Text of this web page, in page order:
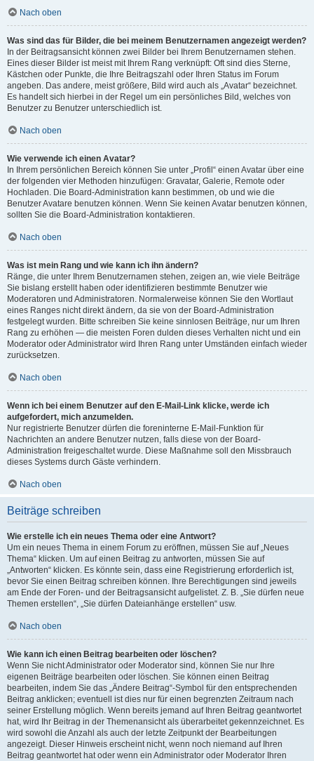
Nach oben
Was sind das für Bilder, die bei meinem Benutzernamen angezeigt werden?
In der Beitragsansicht können zwei Bilder bei Ihrem Benutzernamen stehen.
Eines dieser Bilder ist meist mit Ihrem Rang verknüpft: Oft sind dies Sterne,
Kästchen oder Punkte, die Ihre Beitragszahl oder Ihren Status im Forum
angeben. Das andere, meist größere, Bild wird auch als „Avatar“ bezeichnet.
Es handelt sich hierbei in der Regel um ein persönliches Bild, welches von
Benutzer zu Benutzer unterschiedlich ist.
Nach oben
Wie verwende ich einen Avatar?
In Ihrem persönlichen Bereich können Sie unter „Profil“ einen Avatar über eine
der folgenden vier Methoden hinzufügen: Gravatar, Galerie, Remote oder
Hochladen. Die Board-Administration kann bestimmen, ob und wie die
Benutzer Avatare benutzen können. Wenn Sie keinen Avatar benutzen können,
sollten Sie die Board-Administration kontaktieren.
Nach oben
Was ist mein Rang und wie kann ich ihn ändern?
Ränge, die unter Ihrem Benutzernamen stehen, zeigen an, wie viele Beiträge
Sie bislang erstellt haben oder identifizieren bestimmte Benutzer wie
Moderatoren und Administratoren. Normalerweise können Sie den Wortlaut
eines Ranges nicht direkt ändern, da sie von der Board-Administration
festgelegt wurden. Bitte schreiben Sie keine sinnlosen Beiträge, nur um Ihren
Rang zu erhöhen — die meisten Foren dulden dieses Verhalten nicht und ein
Moderator oder Administrator wird Ihren Rang unter Umständen einfach wieder
zurücksetzen.
Nach oben
Wenn ich bei einem Benutzer auf den E-Mail-Link klicke, werde ich
aufgefordert, mich anzumelden.
Nur registrierte Benutzer dürfen die foreninterne E-Mail-Funktion für
Nachrichten an andere Benutzer nutzen, falls diese von der Board-
Administration freigeschaltet wurde. Diese Maßnahme soll den Missbrauch
dieses Systems durch Gäste verhindern.
Nach oben
Beiträge schreiben
Wie erstelle ich ein neues Thema oder eine Antwort?
Um ein neues Thema in einem Forum zu eröffnen, müssen Sie auf „Neues
Thema“ klicken. Um auf einen Beitrag zu antworten, müssen Sie auf
„Antworten“ klicken. Es könnte sein, dass eine Registrierung erforderlich ist,
bevor Sie einen Beitrag schreiben können. Ihre Berechtigungen sind jeweils
am Ende der Foren- und der Beitragsansicht aufgelistet. Z. B. „Sie dürfen neue
Themen erstellen“, „Sie dürfen Dateianhänge erstellen“ usw.
Nach oben
Wie kann ich einen Beitrag bearbeiten oder löschen?
Wenn Sie nicht Administrator oder Moderator sind, können Sie nur Ihre
eigenen Beiträge bearbeiten oder löschen. Sie können einen Beitrag
bearbeiten, indem Sie das „Ändere Beitrag“-Symbol für den entsprechenden
Beitrag anklicken; eventuell ist dies nur für einen begrenzten Zeitraum nach
seiner Erstellung möglich. Wenn bereits jemand auf Ihren Beitrag geantwortet
hat, wird Ihr Beitrag in der Themenansicht als überarbeitet gekennzeichnet. Es
wird sowohl die Anzahl als auch der letzte Zeitpunkt der Bearbeitungen
angezeigt. Dieser Hinweis erscheint nicht, wenn noch niemand auf Ihren
Beitrag geantwortet hat oder wenn ein Administrator oder Moderator Ihren